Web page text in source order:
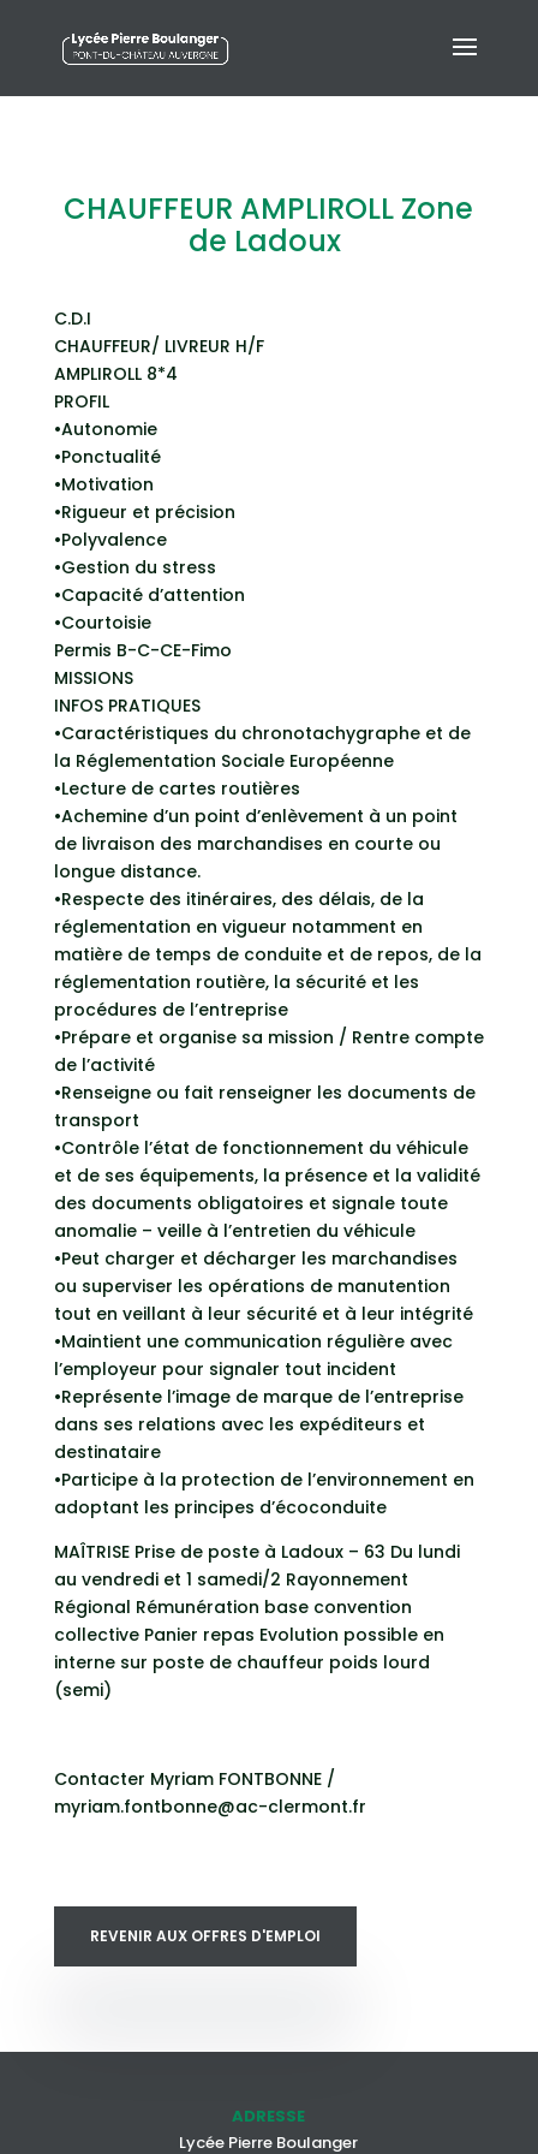
CHAUFFEUR AMPLIROLL Zone
de Ladoux
C.D.I
CHAUFFEUR/ LIVREUR H/F
AMPLIROLL 8*4
PROFIL
•Autonomie
•Ponctualité
•Motivation
•Rigueur et précision
•Polyvalence
•Gestion du stress
•Capacité d’attention
•Courtoisie
Permis B-C-CE-Fimo
MISSIONS
INFOS PRATIQUES
•Caractéristiques du chronotachygraphe et de
la Réglementation Sociale Européenne
•Lecture de cartes routières
•Achemine d’un point d’enlèvement à un point
de livraison des marchandises en courte ou
longue distance.
•Respecte des itinéraires, des délais, de la
réglementation en vigueur notamment en
matière de temps de conduite et de repos, de la
réglementation routière, la sécurité et les
procédures de l’entreprise
•Prépare et organise sa mission / Rentre compte
de l’activité
•Renseigne ou fait renseigner les documents de
transport
•Contrôle l’état de fonctionnement du véhicule
et de ses équipements, la présence et la validité
des documents obligatoires et signale toute
anomalie – veille à l’entretien du véhicule
•Peut charger et décharger les marchandises
ou superviser les opérations de manutention
tout en veillant à leur sécurité et à leur intégrité
•Maintient une communication régulière avec
l’employeur pour signaler tout incident
•Représente l’image de marque de l’entreprise
dans ses relations avec les expéditeurs et
destinataire
•Participe à la protection de l’environnement en
adoptant les principes d’écoconduite
MAÎTRISE Prise de poste à Ladoux – 63 Du lundi
au vendredi et 1 samedi/2 Rayonnement
Régional Rémunération base convention
collective Panier repas Evolution possible en
interne sur poste de chauffeur poids lourd
(semi)
Contacter Myriam FONTBONNE /
myriam.fontbonne@ac-clermont.fr
REVENIR AUX OFFRES D'EMPLOI
ADRESSE
Lycée Pierre Boulanger